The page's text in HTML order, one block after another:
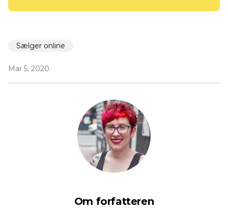
Sælger online
Mar 5, 2020
Om forfatteren